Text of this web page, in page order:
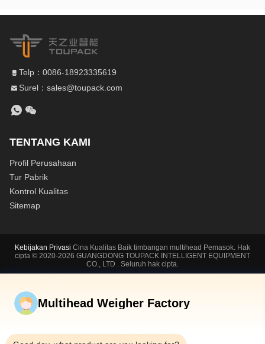
Telp：0086-18923335619
Surel：sales@toupack.com
TENTANG KAMI
Profil Perusahaan
Tur Pabrik
Kontrol Kualitas
Sitemap
Kebijakan Privasi Cina Kualitas Baik timbangan multihead Pemasok. Hak
cipta © 2020-2026 GUANGDONG TOUPACK INTELLIGENT EQUIPMENT
CO., LTD . Seluruh hak cipta.
Multihead Weigher Factory